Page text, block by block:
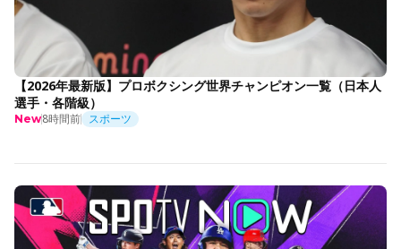
【2026年最新版】プロボクシング世界チャンピオン一覧（日本人
選手・各階級）
New8時間前 スポーツ